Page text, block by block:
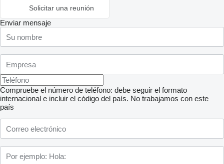
Solicitar una reunión
Enviar mensaje
Compruebe el número de teléfono: debe seguir el formato
internacional e incluir el código del país. No trabajamos con este
país